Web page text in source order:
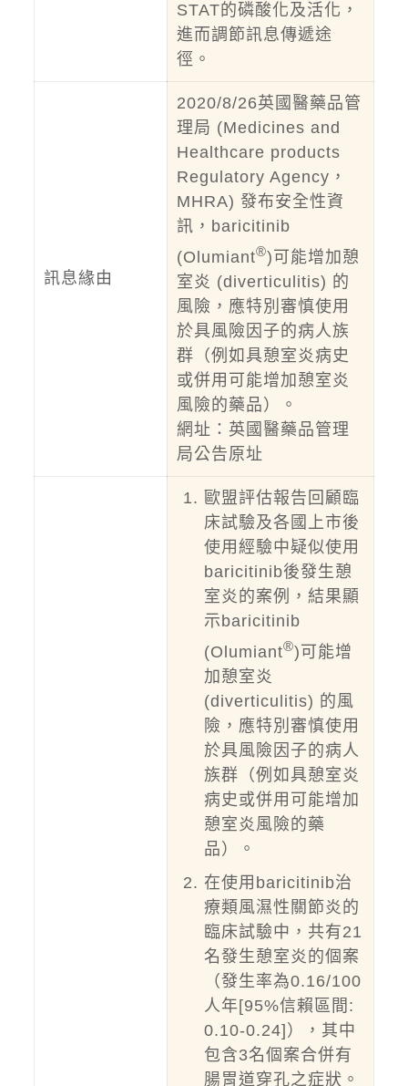
STAT的磷酸化及活化，
進而調節訊息傳遞途
徑。
訊息緣由
2020/8/26英國醫藥品管
理局 (Medicines and
Healthcare products
Regulatory Agency，
MHRA) 發布安全性資
訊，baricitinib
(Olumiant®)可能增加憩
室炎 (diverticulitis) 的
風險，應特別審慎使用
於具風險因子的病人族
群（例如具憩室炎病史
或併用可能增加憩室炎
風險的藥品）。
網址 ： 英國醫藥品管理
局公告原址
歐盟評估報告回顧臨
床試驗及各國上市後
使用經驗中疑似使用
baricitinib後發生憩
室炎的案例，結果顯
示baricitinib
(Olumiant®)可能增
加憩室炎
(diverticulitis) 的風
險，應特別審慎使用
於具風險因子的病人
族群（例如具憩室炎
病史或併用可能增加
憩室炎風險的藥
品）。
在使用baricitinib治
療類風濕性關節炎的
臨床試驗中，共有21
名發生憩室炎的個案
（發生率為0.16/100
人年[95%信賴區間:
0.10-0.24]），其中
包含3名個案合併有
腸胃道穿孔之症狀。